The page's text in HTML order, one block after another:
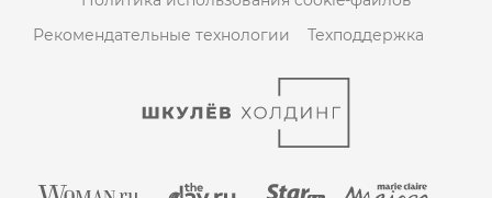
Рекомендательные технологии
Техподдержка